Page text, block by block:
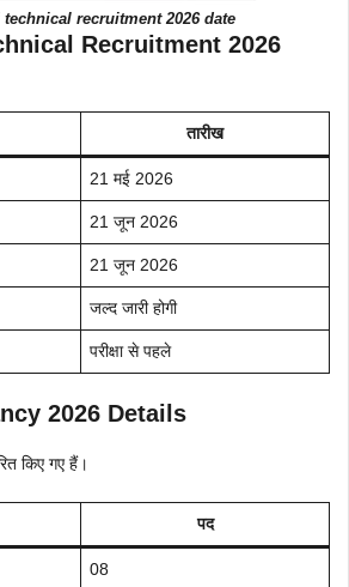
recruitment 2026 date
Recruitment 2026
तारीख
21 मई 2026
21 जून 2026
21 जून 2026
जल्द जारी होगी
परीक्षा से पहले
2026 Details
किए गए हैं।
पद
08